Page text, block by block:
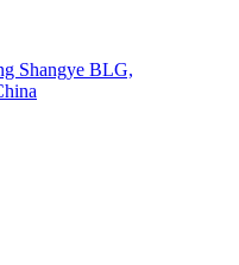
Shangye BLG,